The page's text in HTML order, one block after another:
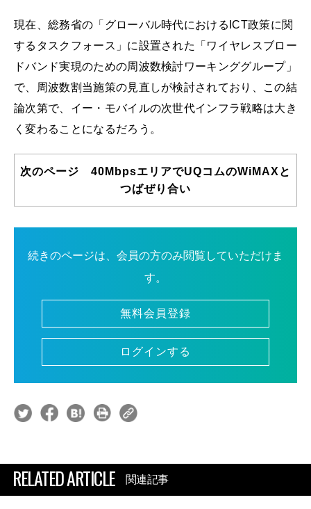
現在、総務省の「グローバル時代におけるICT政策に関
するタスクフォース」に設置された「ワイヤレスブロー
ドバンド実現のための周波数検討ワーキンググループ」
で、周波数割当施策の見直しが検討されており、この結
論次第で、イー・モバイルの次世代インフラ戦略は大き
く変わることになるだろう。
次のページ 40MbpsエリアでUQコムのWiMAXと
つばぜり合い
続きのページは、会員の方のみ閲覧していただけま
す。
無料会員登録
ログインする
RELATED ARTICLE 関連記事